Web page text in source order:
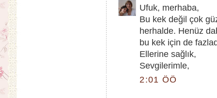
Ufuk, merhaba,
Bu kek değil çok
herhalde. Henüz
bu kek için de
Ellerine sağlık,
Sevgilerimle,
2:01 ÖÖ